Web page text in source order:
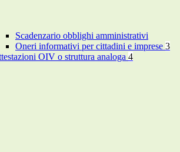
Scadenzario obblighi amministrativi
Oneri informativi per cittadini e imprese 3
OIV o struttura analoga 4